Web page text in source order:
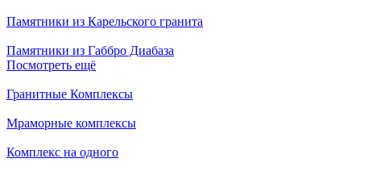
Памятники из Карельского гранита
Памятники из Габбро Диабаза
Посмотреть ещё
Гранитные Комплексы
Мраморные комплексы
Комплекс на одного